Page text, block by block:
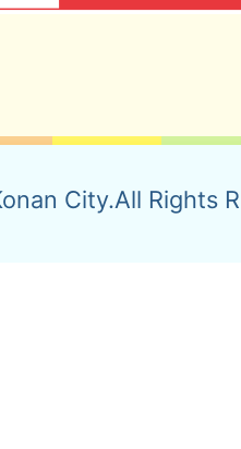
City.All Rights